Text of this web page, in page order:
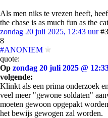
Als men niks te vrezen heeft,
the chase is as much fun as the
zondag 20 juli 2025, 12:43 uur #3
8
#ANONIEM
quote:
Op zondag 20 juli 2025 @
volgende:
Klinkt als een prima onderzoek
veel meer "gewone soldaten"
moeten gewoon opgepakt
het bewijs gewogen zal worden.